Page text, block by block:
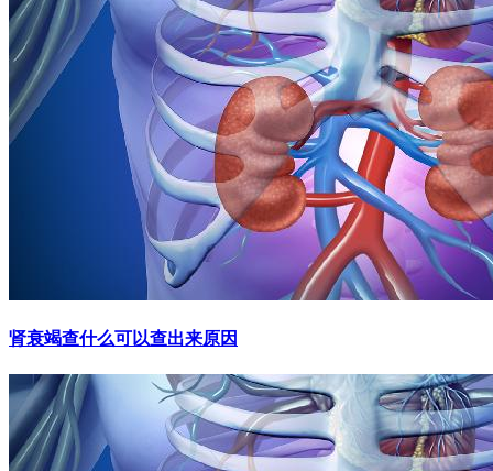
肾衰竭查什么可以查出来原因